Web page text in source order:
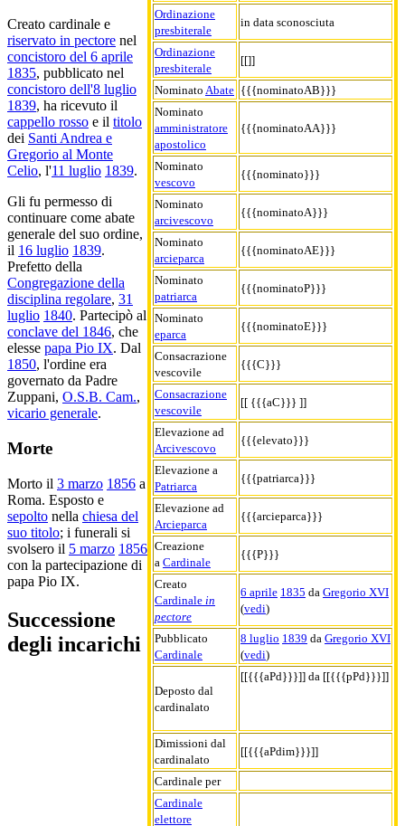
Ordinazione
presbiterale
in data sconosciuta
Ordinazione
presbiterale
[[]]
Nominato Abate {{{nominatoAB}}}
Nominato
amministratore
apostolico
{{{nominatoAA}}}
Nominato
vescovo
{{{nominato}}}
Nominato
arcivescovo
{{{nominatoA}}}
Nominato
arcieparca
{{{nominatoAE}}}
Nominato
patriarca
{{{nominatoP}}}
Nominato
eparca
{{{nominatoE}}}
Consacrazione
vescovile
{{{C}}}
Consacrazione
vescovile
[[ {{{aC}}} ]]
Elevazione ad
Arcivescovo
{{{elevato}}}
Elevazione a
Patriarca
{{{patriarca}}}
Elevazione ad
Arcieparca
{{{arcieparca}}}
Creazione
a Cardinale
{{{P}}}
Creato
Cardinale in
pectore
6 aprile 1835 da Gregorio XVI
(vedi)
Pubblicato
Cardinale
8 luglio 1839 da Gregorio XVI
(vedi)
Deposto dal
cardinalato
[[{{{aPd}}}]] da [[{{{pPd}}}]]
Dimissioni dal
cardinalato
[[{{{aPdim}}}]]
Cardinale per
Cardinale
elettore
Creato cardinale e
riservato in pectore nel
concistoro del 6 aprile
1835, pubblicato nel
concistoro dell'8 luglio
1839, ha ricevuto il
cappello rosso e il titolo
dei Santi Andrea e
Gregorio al Monte
Celio, l'11 luglio 1839.
Gli fu permesso di
continuare come abate
generale del suo ordine,
il 16 luglio 1839.
Prefetto della
Congregazione della
disciplina regolare, 31
luglio 1840. Partecipò al
conclave del 1846, che
elesse papa Pio IX. Dal
1850, l'ordine era
governato da Padre
Zuppani, O.S.B. Cam.,
vicario generale.
Morte
Morto il 3 marzo 1856 a
Roma. Esposto e
sepolto nella chiesa del
suo titolo; i funerali si
svolsero il 5 marzo 1856
con la partecipazione di
papa Pio IX.
Successione
degli incarichi